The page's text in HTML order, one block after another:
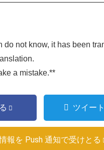
do not know, it has been
a mistake.**
ツイー
報を Push 通知で受けとる